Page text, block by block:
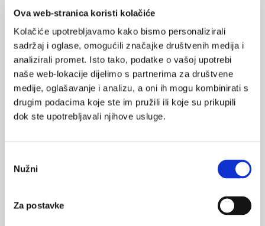
Ova web-stranica koristi kolačiće
Kolačiće upotrebljavamo kako bismo personalizirali
sadržaj i oglase, omogućili značajke društvenih medija i
analizirali promet. Isto tako, podatke o vašoj upotrebi
naše web-lokacije dijelimo s partnerima za društvene
medije, oglašavanje i analizu, a oni ih mogu kombinirati s
drugim podacima koje ste im pružili ili koje su prikupili
dok ste upotrebljavali njihove usluge.
pristanka
Nužni
Za postavke
U Hrvatskoj manje karijesa kod 12-godišnje
djece